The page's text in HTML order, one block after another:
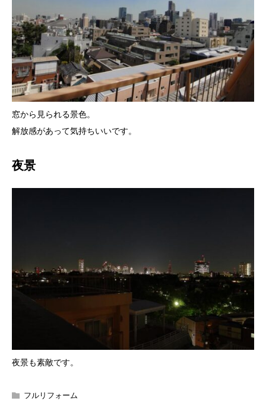
窓から見られる景色。
解放感があって気持ちいいです。
夜景
夜景も素敵です。
フルリフォーム